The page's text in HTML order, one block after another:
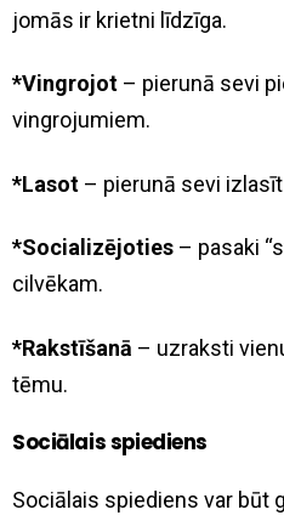
jomās ir krietni līdzīga.
*Vingrojot – pierunā sevi
vingrojumiem.
*Lasot – pierunā sevi
*Socializējoties – pasaki
cilvēkam.
*Rakstīšanā – uzraksti
tēmu.
Sociālais spiediens
Sociālais spiediens var būt